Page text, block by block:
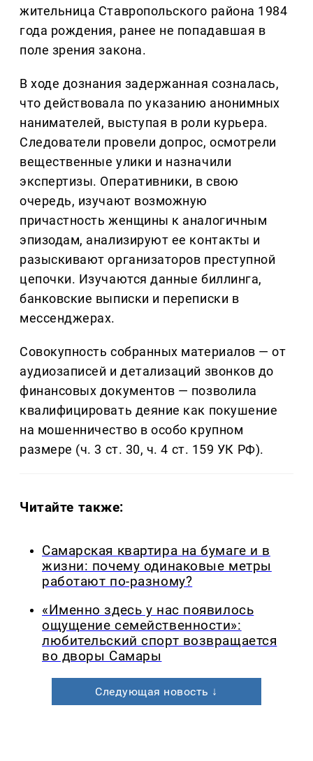
жительница Ставропольского района 1984
года рождения, ранее не попадавшая в
поле зрения закона.
В ходе дознания задержанная созналась,
что действовала по указанию анонимных
нанимателей, выступая в роли курьера.
Следователи провели допрос, осмотрели
вещественные улики и назначили
экспертизы. Оперативники, в свою
очередь, изучают возможную
причастность женщины к аналогичным
эпизодам, анализируют ее контакты и
разыскивают организаторов преступной
цепочки. Изучаются данные биллинга,
банковские выписки и переписки в
мессенджерах.
Совокупность собранных материалов — от
аудиозаписей и детализаций звонков до
финансовых документов — позволила
квалифицировать деяние как покушение
на мошенничество в особо крупном
размере (ч. 3 ст. 30, ч. 4 ст. 159 УК РФ).
Читайте также:
Самарская квартира на бумаге и в
жизни: почему одинаковые метры
работают по-разному?
«Именно здесь у нас появилось
ощущение семейственности»:
любительский спорт возвращается
во дворы Самары
Следующая новость ↓